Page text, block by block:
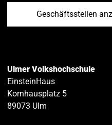
Geschäftsstellen
Ulmer Volkshochschule
EinsteinHaus
Kornhausplatz 5
89073 Ulm